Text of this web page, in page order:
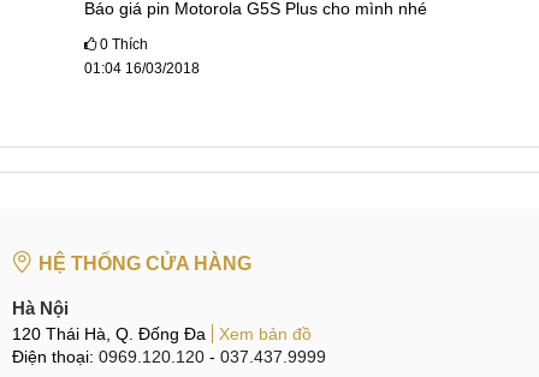
Ngoài ra MobileCity còn định kỳ tổ chức các chương trình
khuyến mại nhằm tri ân khách hàng như: tặng GiftCard giảm
giá lên tới 100K, tặng miếng dán màn hình siêu cao cấp,
Nếu viên pin của dế yêu đang bị hư hại, bạn đừng ngần
ngại liên hệ với MobileCity để được tư vấn và báo giá thay
pin Motorola Moto G5, G5 Plus & G5S, G5S Plus kịp thời và
chính xác nhất!
Báo giá pin Motorola G5S Plus cho mình nhé
0 Thích
01:04 16/03/2018
HỆ THỐNG CỬA HÀNG
Hà Nội
120 Thái Hà, Q. Đống Đa
Xem bản đồ
Điện thoại: 0969.120.120 - 037.437.9999